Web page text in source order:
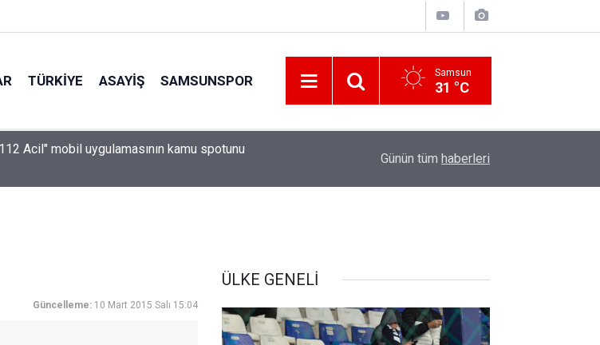
TÜRKİYE ASAYİŞ SAMSUNSPOR Samsun
31 °C
Acil" mobil uygulamasının kamu spotunu
Teklif reddedildi
Günün tüm haberleri
Güncelleme: 10 Mart 2015 Salı 15:04
ÜLKE GENELİ